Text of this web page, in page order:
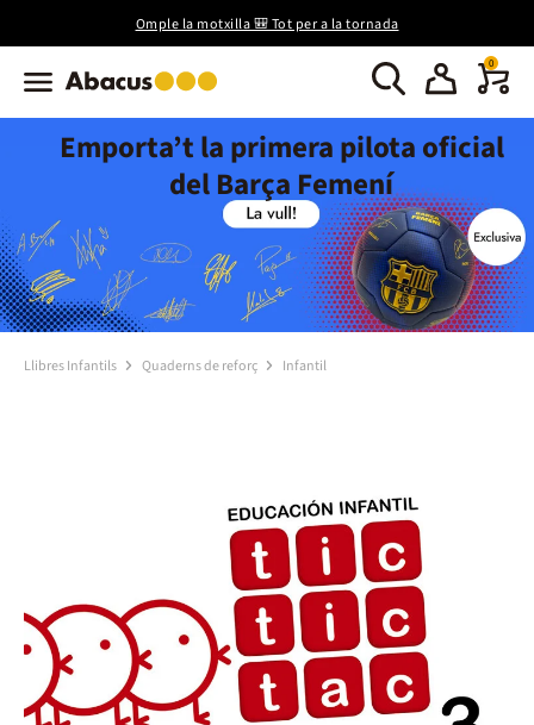
Omple la motxilla 🎒 Tot per a la tornada
0
Emporta’t la primera pilota oficial
del Barça Femení
Llibres Infantils Quaderns de reforç Infantil